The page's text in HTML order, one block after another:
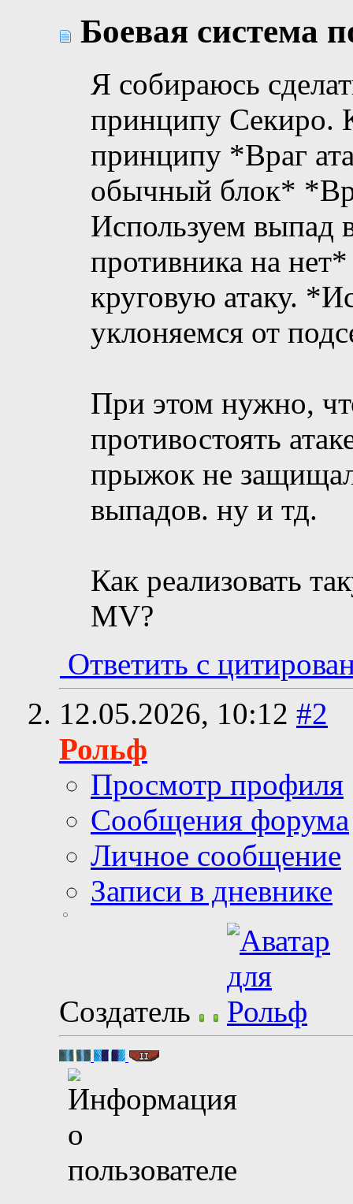
Боевая система
Я собираюсь
принципу Секиро.
принципу *Враг
обычный блок*
Используем выпад
противника на
круговую атаку.
уклоняемся от
При этом нужно,
противостоять
прыжок не
выпадов. ну и тд.
Как реализовать
MV?
Ответить с
12.05.2026, 10:12 #2
Рольф
Просмотр профиля
Сообщения форума
Личное сообщение
Записи в дневнике
Создатель